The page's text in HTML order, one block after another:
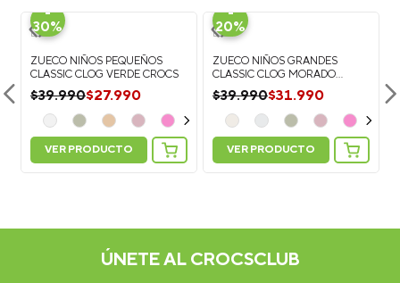
-
30%
ZUECO NIÑOS PEQUEÑOS
CLASSIC CLOG VERDE CROCS
$39.990$27.990
VER PRODUCTO
-
20%
ZUECO NIÑOS GRANDES
CLASSIC CLOG MORADO
CROCS
$39.990$31.990
VER PRODUCTO
ÚNETE AL CROCSCLUB